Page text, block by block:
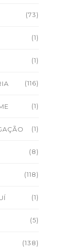
(73)
(1)
(1)
(116)
(1)
(1)
(8)
(118)
(1)
(5)
(138)